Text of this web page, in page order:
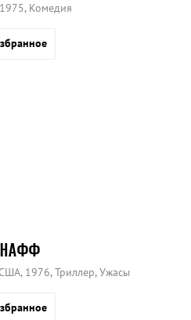
Комедия
1976, Триллер, Ужасы